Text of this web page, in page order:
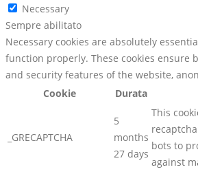
Necessary
Sempre abilitato
Necessary cookies are absolutely
function properly. These cookies ensure
and security features of the website,
Cookie
Durata
_GRECAPTCHA
5
months
27 days
This
bots to
against